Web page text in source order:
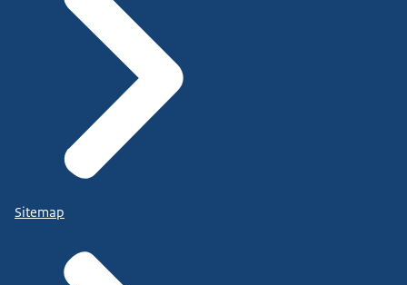
Sitemap